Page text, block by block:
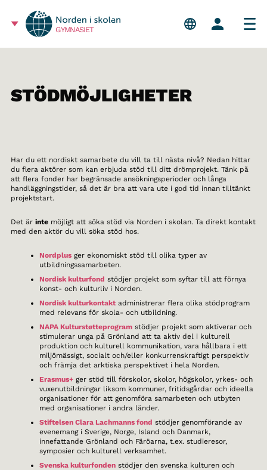
GYMNASIET
STÖDMÖJLIGHETER
Har du ett nordiskt samarbete du vill ta till nästa nivå? Nedan hittar
du flera aktörer som kan erbjuda stöd till ditt drömprojekt. Tänk på
att flera fonder har begränsade ansökningsperioder och långa
handläggningstider, så det är bra att vara ute i god tid innan tilltänkt
projektstart.
Det är intemöjligt att söka stöd via Norden i skolan. Ta direkt kontakt
med den aktör du vill söka stöd hos.
Nordplusger ekonomiskt stöd till olika typer av
utbildningssamarbeten.
Nordisk kulturfond stödjer projekt som syftar till att förnya
konst- och kulturliv i Norden.
Nordisk kulturkontaktadministrerar flera olika stödprogram
med relevans för skola- och utbildning.
NAPA Kulturstøtteprogramstödjer projekt som aktiverar och
stimulerar unga på Grönland att ta aktiv del i kulturell
produktion och kulturell kommunikation, vara hållbara i ett
miljömässigt, socialt och/eller konkurrenskraftigt perspektiv
och främja det arktiska perspektivet i hela Norden.
Erasmus+ger stöd till förskolor, skolor, högskolor, yrkes- och
vuxenutbildningar liksom kommuner, fritidsgårdar och ideella
organisationer för att genomföra samarbeten och utbyten
med organisationer i andra länder.
Stiftelsen Clara Lachmanns fond stödjer genomförande av
evenemang i Sverige, Norge, Island och Danmark,
innefattande Grönland och Färöarna, t.ex. studieresor,
symposier och kulturell verksamhet.
Svenska kulturfondenstödjer den svenska kulturen och